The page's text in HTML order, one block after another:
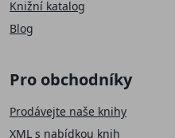
Knižní katalog
Blog
Pro obchodníky
Prodávejte naše knihy
XML s nabídkou knih